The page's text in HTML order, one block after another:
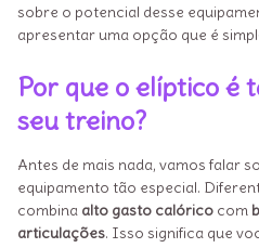
sobre o potencial desse
apresentar uma opção que é
Por que o elíptico é
seu treino?
Antes de mais nada, vamos falar
equipamento tão especial.
combina alto gasto calórico com
articulações. Isso significa que